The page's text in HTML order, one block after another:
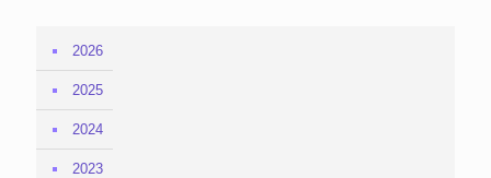
2026
2025
2024
2023